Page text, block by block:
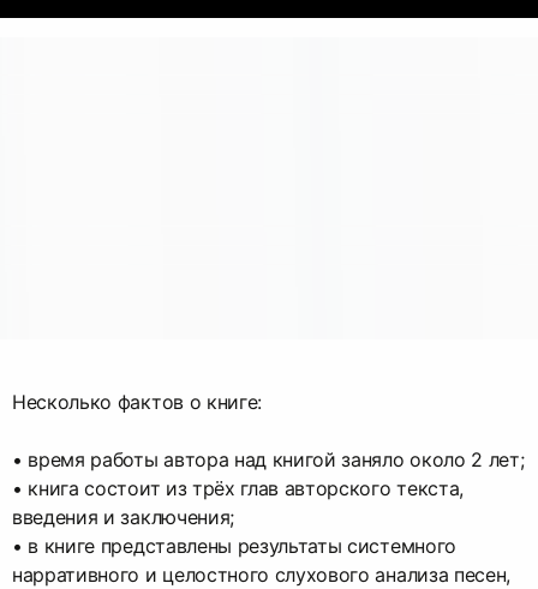
Несколько фактов о книге:
• время работы автора над книгой заняло около 2 лет;
• книга состоит из трёх глав авторского текста,
введения и заключения;
• в книге представлены результаты системного
нарративного и целостного слухового анализа песен,